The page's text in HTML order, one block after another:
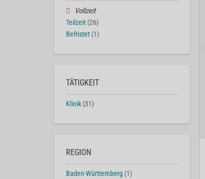
Vollzeit
Teilzeit (26)
Befristet (1)
TÄTIGKEIT
Klinik (31)
REGION
Baden-Württemberg (1)